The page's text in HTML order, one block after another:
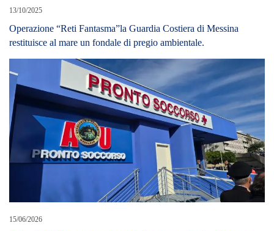
13/10/2025
Operazione “Reti Fantasma”la Guardia Costiera di Messina
restituisce al mare un fondale di pregio ambientale.
15/06/2026